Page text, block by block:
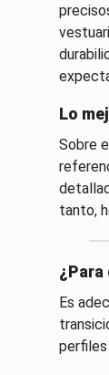
Lo
Sobre
tanto,
¿Para
Es